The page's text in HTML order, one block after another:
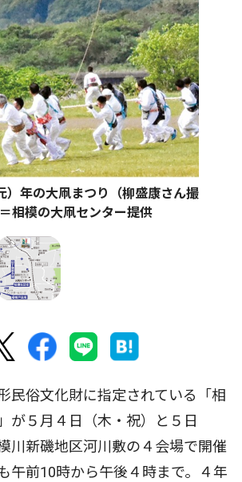
）年の大凧まつり（柳盛康さん撮
相模の大凧センター提供
民俗文化財に指定されている「相
が５月４日（木・祝）と５日
川新磯地区河川敷の４会場で開催
午前10時から午後４時まで。４年